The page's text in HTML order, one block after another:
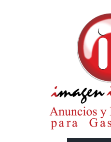
SEARCH THIS WEBSITE